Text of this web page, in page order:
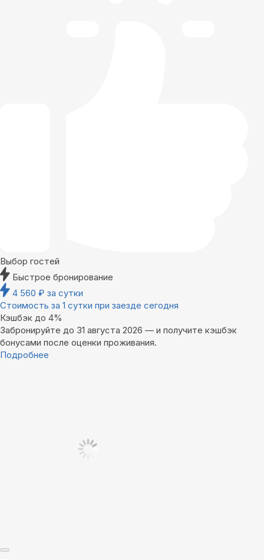
Выбор гостей
Быстрое бронирование
4 560 ₽ за сутки
Стоимость за 1 сутки при заезде сегодня
Кэшбэк до 4%
Забронируйте до 31 августа 2026 — и получите кэшбэк
бонусами после оценки проживания.
Подробнее